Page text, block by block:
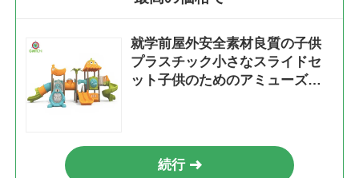
就学前屋外安全素材良質の子供
プラスチック小さなスライドセ
ット子供のためのアミューズメ
続行